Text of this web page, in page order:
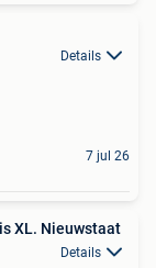
Details
7 jul 26
XL. Nieuwstaat
Details